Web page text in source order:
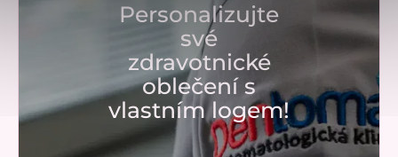
Personalizujte
své
zdravotnické
oblečení s
vlastním logem!